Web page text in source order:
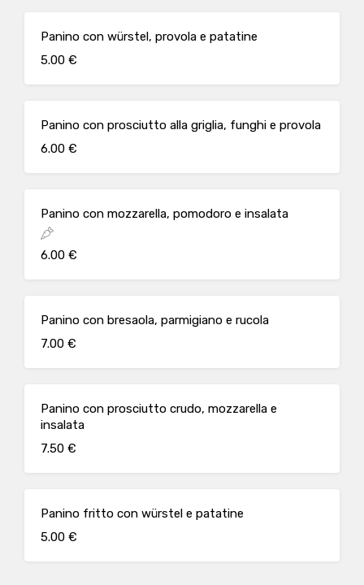
Panino con würstel, provola e patatine
5.00 €
Panino con prosciutto alla griglia, funghi e provola
6.00 €
Panino con mozzarella, pomodoro e insalata
6.00 €
Panino con bresaola, parmigiano e rucola
7.00 €
Panino con prosciutto crudo, mozzarella e
insalata
7.50 €
Panino fritto con würstel e patatine
5.00 €